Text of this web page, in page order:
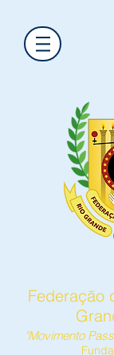
Federação
"Movimento